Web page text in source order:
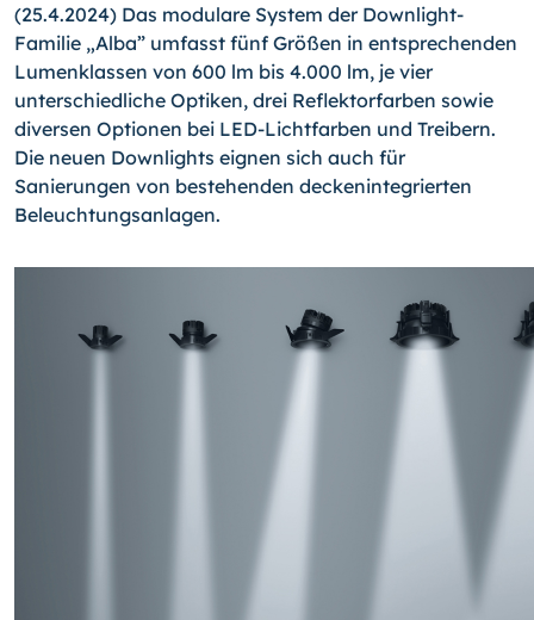
(25.4.2024) Das modulare System der Downlight-
Familie „Alba” umfasst fünf Größen in entsprechenden
Lumenklassen von 600 lm bis 4.000 lm, je vier
unterschiedliche Optiken, drei Reflektorfarben sowie
diversen Optionen bei LED-Lichtfarben und Treibern.
Die neuen Downlights eignen sich auch für
Sanierungen von bestehenden deckenintegrierten
Beleuchtungsanlagen.